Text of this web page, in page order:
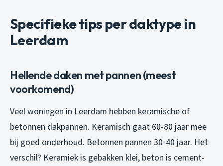
Specifieke tips per daktype in
Leerdam
Hellende daken met pannen (meest
voorkomend)
Veel woningen in Leerdam hebben keramische of
betonnen dakpannen. Keramisch gaat 60-80 jaar mee
bij goed onderhoud. Betonnen pannen 30-40 jaar. Het
verschil? Keramiek is gebakken klei, beton is cement-